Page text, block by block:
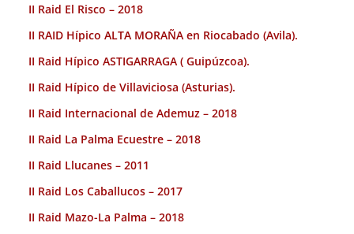
II Raid El Risco – 2018
II RAID Hípico ALTA MORAÑA en Riocabado (Avila).
II Raid Hípico ASTIGARRAGA ( Guipúzcoa).
II Raid Hípico de Villaviciosa (Asturias).
II Raid Internacional de Ademuz – 2018
II Raid La Palma Ecuestre – 2018
II Raid Llucanes – 2011
II Raid Los Caballucos – 2017
II Raid Mazo-La Palma – 2018